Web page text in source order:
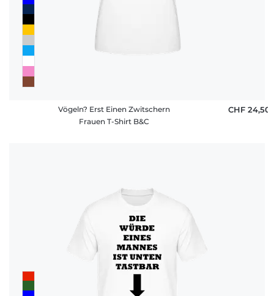
Vögeln? Erst Einen Zwitschern
Frauen T-Shirt B&C
CHF 24,50